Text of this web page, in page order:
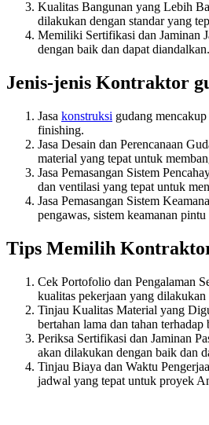
Kualitas Bangunan yang Lebih
dilakukan dengan standar yang
Memiliki Sertifikasi dan Jaminan
dengan baik dan dapat diandalkan.
Jenis-jenis Kontraktor
Jasa konstruksi gudang
finishing.
Jasa Desain dan Perencanaan
material yang tepat untuk
Jasa Pemasangan Sistem
dan ventilasi yang tepat untuk
Jasa Pemasangan Sistem
pengawas, sistem keamanan pintu
Tips Memilih
Cek Portofolio dan Pengalaman
kualitas pekerjaan yang
Tinjau Kualitas Material yang
bertahan lama dan tahan
Periksa Sertifikasi dan Jaminan
akan dilakukan dengan baik dan
Tinjau Biaya dan Waktu
jadwal yang tepat untuk proyek